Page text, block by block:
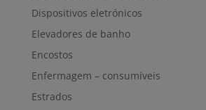
Dispositivos eletrónicos
Elevadores de banho
Encostos
Enfermagem – consumíveis
Estrados